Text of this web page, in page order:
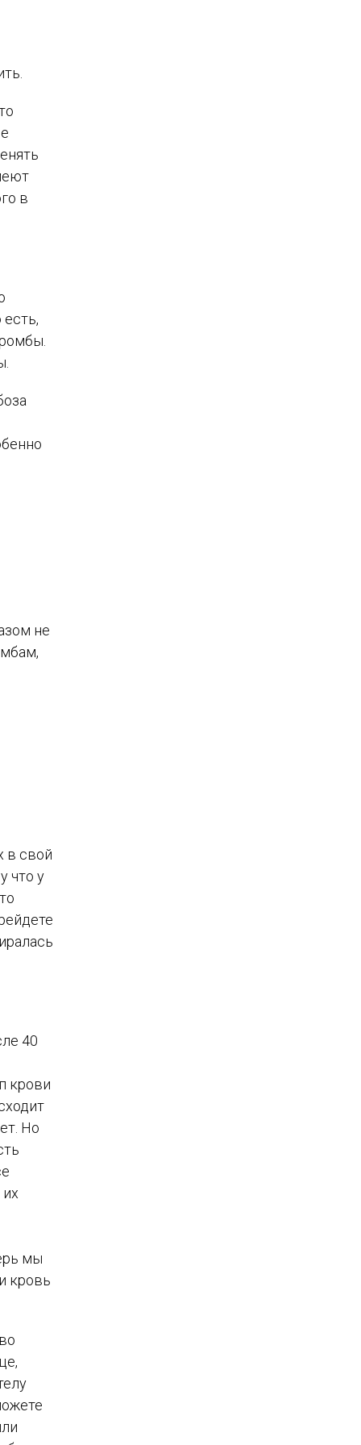
в
не
в свой
что у
40
крови
Но
мы
кровь